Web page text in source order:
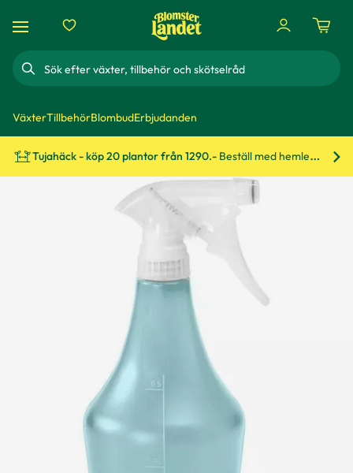
Sök
VäxterTillbehörBlombudErbjudanden
Tujahäck - köp 20 plantor från 1290.- Beställ med hemleverans!